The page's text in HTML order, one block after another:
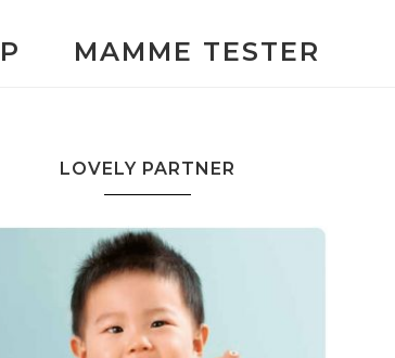
MAMME TESTER
LOVELY PARTNER